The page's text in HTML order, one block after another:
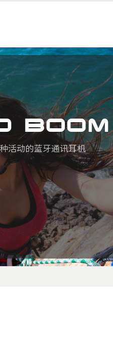
BOOM
活动的蓝牙通讯耳机